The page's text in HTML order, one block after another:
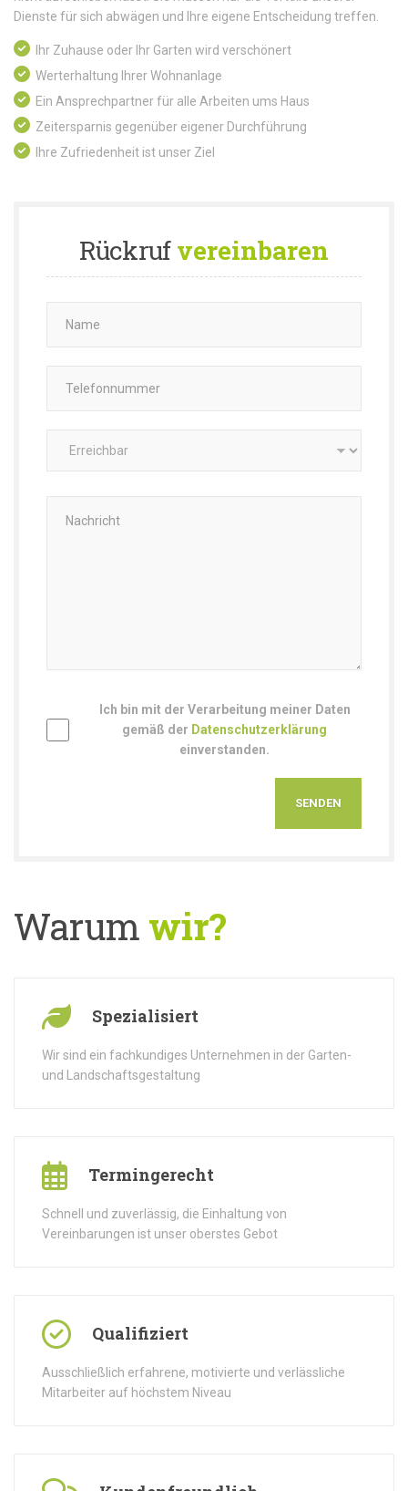
Dienste für sich abwägen und Ihre eigene Entscheidung treffen.
Ihr Zuhause oder Ihr Garten wird verschönert
Werterhaltung Ihrer Wohnanlage
Ein Ansprechpartner für alle Arbeiten ums Haus
Zeitersparnis gegenüber eigener Durchführung
Ihre Zufriedenheit ist unser Ziel
Rückrufvereinbaren
Ich bin mit der Verarbeitung meiner Daten
gemäß der Datenschutzerklärung
einverstanden.
Warum wir?
Spezialisiert
Wir sind ein fachkundiges Unternehmen in der Garten-
und Landschaftsgestaltung
Termingerecht
Schnell und zuverlässig, die Einhaltung von
Vereinbarungen ist unser oberstes Gebot
Qualifiziert
Ausschließlich erfahrene, motivierte und verlässliche
Mitarbeiter auf höchstem Niveau